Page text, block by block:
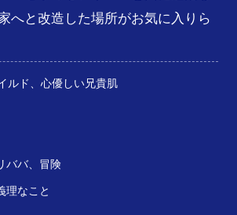
へと改造した場所がお気に入りら
ルド、心優しい兄貴肌
ババ、冒険
理なこと